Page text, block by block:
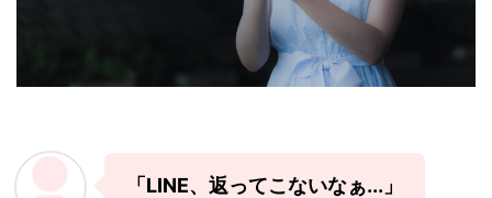
「LINE、返ってこないなぁ...」